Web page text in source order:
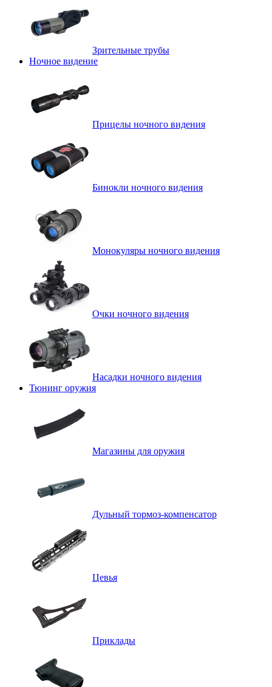
Зрительные трубы
Ночное видение
Прицелы ночного видения
Бинокли ночного видения
Монокуляры ночного видения
Очки ночного видения
Насадки ночного видения
Тюнинг оружия
Магазины для оружия
Дульный тормоз-компенсатор
Цевья
Приклады